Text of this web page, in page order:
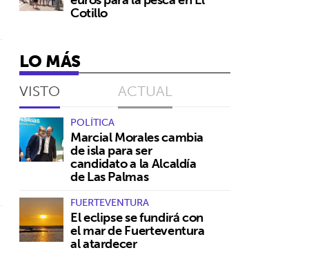
Cotillo
LO MÁS
VISTO ACTUAL
POLÍTICA
Marcial Morales cambia
de isla para ser
candidato a la Alcaldía
de Las Palmas
FUERTEVENTURA
El eclipse se fundirá con
el mar de Fuerteventura
al atardecer